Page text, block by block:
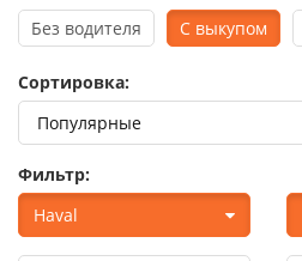
Без водителя С выкупом
Сортировка:
Фильтр:
Haval